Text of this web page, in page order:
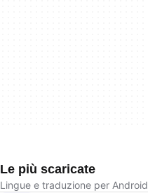
Le più scaricate
Lingue e traduzione per Android